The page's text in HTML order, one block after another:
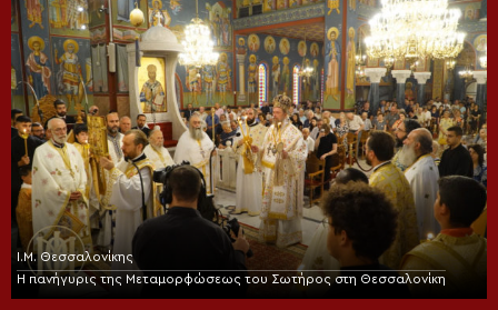
Ι.Μ. Θεσσαλονίκης
Η πανήγυρις της Μεταμορφώσεως του Σωτήρος στη Θεσσαλονίκη